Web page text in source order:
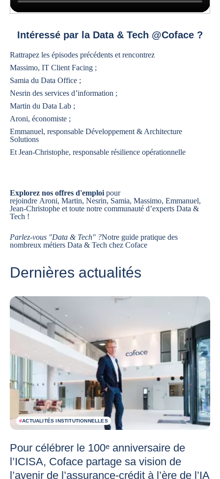
Intéressé par la Data & Tech @Coface ?
Rattrapez les épisodes précédents et rencontrez
Massimo, IT Client Facing ;
Samia du Data Office ;
Nesrin des services d’information ;
Martin du Data Lab ;
Aroni, économiste ;
Emmanuel, responsable Développement & Architecture
Solutions
Et Jean-Christophe, responsable résilience opérationnelle
Explorez nos offres d'emploi pour
rejoindre Aroni, Martin, Nesrin, Samia, Massimo, Emmanuel,
Jean-Christophe et toute notre communauté d’experts Data &
Tech !
Parlez-vous "Data & Tech" ?Notre guide pratique des
nombreux métiers Data & Tech chez Coface
Dernières actualités
#ACTUALITÉS INSTITUTIONNELLES
Pour célébrer le 100ᵉ anniversaire de
l’ICISA, Coface partage sa vision de
l’avenir de l’assurance-crédit à l’ère de l’IA